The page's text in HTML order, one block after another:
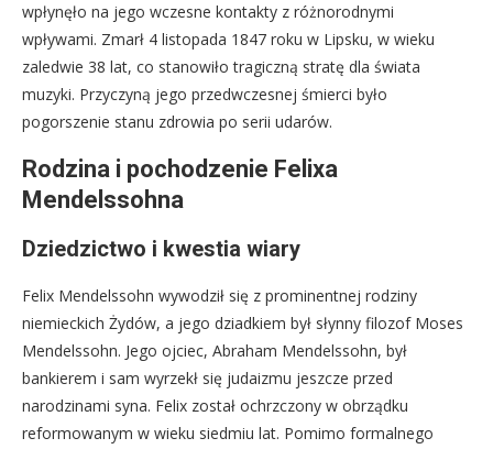
wpłynęło na jego wczesne kontakty z różnorodnymi
wpływami. Zmarł 4 listopada 1847 roku w Lipsku, w wieku
zaledwie 38 lat, co stanowiło tragiczną stratę dla świata
muzyki. Przyczyną jego przedwczesnej śmierci było
pogorszenie stanu zdrowia po serii udarów.
Rodzina i pochodzenie Felixa
Mendelssohna
Dziedzictwo i kwestia wiary
Felix Mendelssohn wywodził się z prominentnej rodziny
niemieckich Żydów, a jego dziadkiem był słynny filozof Moses
Mendelssohn. Jego ojciec, Abraham Mendelssohn, był
bankierem i sam wyrzekł się judaizmu jeszcze przed
narodzinami syna. Felix został ochrzczony w obrządku
reformowanym w wieku siedmiu lat. Pomimo formalnego